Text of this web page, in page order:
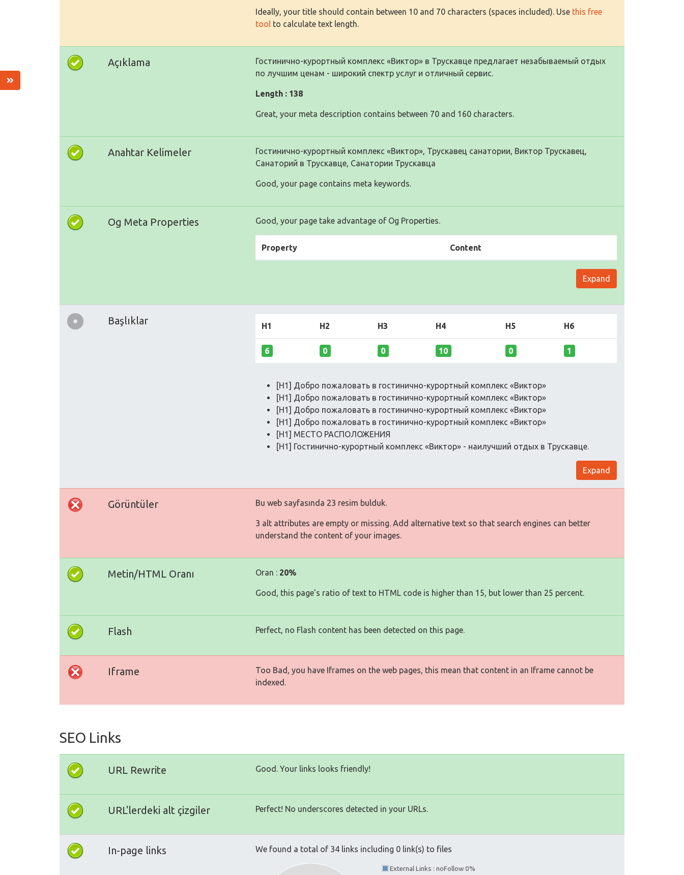
Ideally, your title should contain between 10 and 70 characters (spaces included). Use this free
tool to calculate text length.
Açıklama
Гостинично-курортный комплекс «Виктор» в Трускавце предлагает незабываемый отдых
по лучшим ценам - широкий спектр услуг и отличный сервис.
Length : 138
Great, your meta description contains between 70 and 160 characters.
Anahtar Kelimeler
Гостинично-курортный комплекс «Виктор», Трускавец санатории, Виктор Трускавец,
Санаторий в Трускавце, Санатории Трускавца
Good, your page contains meta keywords.
Og Meta Properties Good, your page take advantage of Og Properties.
Property Content
Expand
Başlıklar H1 H2 H3 H4 H5 H6
6 0 0 10 0 1
[H1] Добро пожаловать в гостинично-курортный комплекс «Виктор»
[H1] Добро пожаловать в гостинично-курортный комплекс «Виктор»
[H1] Добро пожаловать в гостинично-курортный комплекс «Виктор»
[H1] Добро пожаловать в гостинично-курортный комплекс «Виктор»
[H1] МЕСТО РАСПОЛОЖЕНИЯ
[H1] Гостинично-курортный комплекс «Виктор» - наилучший отдых в Трускавце.
Expand
Görüntüler Bu web sayfasında 23 resim bulduk.
3 alt attributes are empty or missing. Add alternative text so that search engines can better
understand the content of your images.
Metin/HTML Oranı Oran : 20%
Good, this page's ratio of text to HTML code is higher than 15, but lower than 25 percent.
Flash Perfect, no Flash content has been detected on this page.
Iframe
Too Bad, you have Iframes on the web pages, this mean that content in an Iframe cannot be
indexed.
SEO Links
URL Rewrite Good. Your links looks friendly!
URL'lerdeki alt çizgiler Perfect! No underscores detected in your URLs.
In-page links We found a total of 34 links including 0 link(s) to files
External Links : noFollow 0%